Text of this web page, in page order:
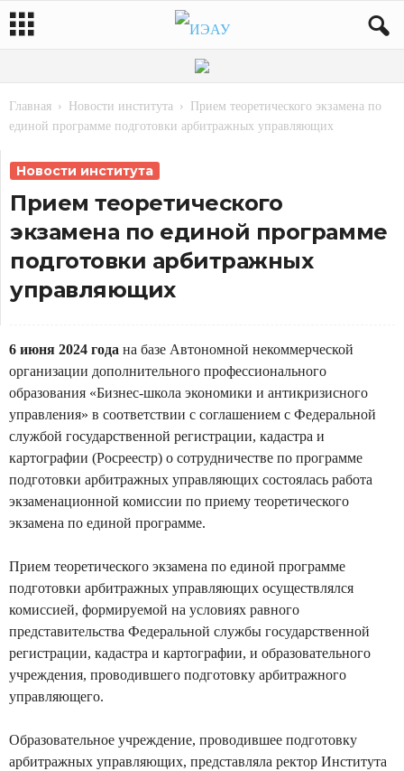
Главная Новости института
Прием теоретического экзамена по
единой программе подготовки арбитражных управляющих
Новости института
Прием теоретического
экзамена по единой программе
подготовки арбитражных
управляющих
6 июня 2024 года на базе Автономной некоммерческой
организации дополнительного профессионального
образования «Бизнес-школа экономики и антикризисного
управления» в соответствии с соглашением с Федеральной
службой государственной регистрации, кадастра и
картографии (Росреестр) о сотрудничестве по программе
подготовки арбитражных управляющих состоялась работа
экзаменационной комиссии по приему теоретического
экзамена по единой программе.
Прием теоретического экзамена по единой программе
подготовки арбитражных управляющих осуществлялся
комиссией, формируемой на условиях равного
представительства Федеральной службы государственной
регистрации, кадастра и картографии, и образовательного
учреждения, проводившего подготовку арбитражного
управляющего.
Образовательное учреждение, проводившее подготовку
арбитражных управляющих, представляла ректор Института